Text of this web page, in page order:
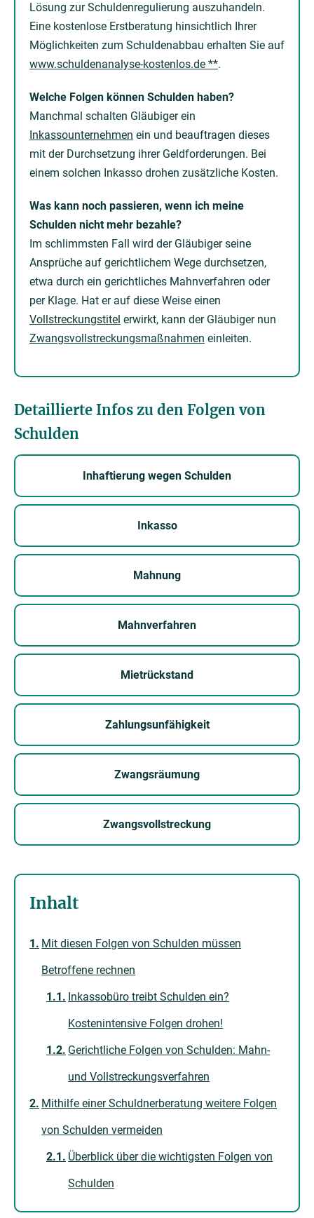
Lösung zur Schuldenregulierung auszuhandeln.
Eine kostenlose Erstberatung hinsichtlich Ihrer
Möglichkeiten zum Schuldenabbau erhalten Sie auf
www.schuldenanalyse-kostenlos.de **.
Welche Folgen können Schulden haben?
Manchmal schalten Gläubiger ein
Inkassounternehmen ein und beauftragen dieses
mit der Durchsetzung ihrer Geldforderungen. Bei
einem solchen Inkasso drohen zusätzliche Kosten.
Was kann noch passieren, wenn ich meine
Schulden nicht mehr bezahle?
Im schlimmsten Fall wird der Gläubiger seine
Ansprüche auf gerichtlichem Wege durchsetzen,
etwa durch ein gerichtliches Mahnverfahren oder
per Klage. Hat er auf diese Weise einen
Vollstreckungstitel erwirkt, kann der Gläubiger nun
Zwangsvollstreckungsmaßnahmen einleiten.
Detaillierte Infos zu den Folgen von
Schulden
Inhaftierung wegen Schulden
Inkasso
Mahnung
Mahnverfahren
Mietrückstand
Zahlungsunfähigkeit
Zwangsräumung
Zwangsvollstreckung
Inhalt
Mit diesen Folgen von Schulden müssen
Betroffene rechnen
Inkassobüro treibt Schulden ein?
Kostenintensive Folgen drohen!
Gerichtliche Folgen von Schulden: Mahn-
und Vollstreckungsverfahren
Mithilfe einer Schuldnerberatung weitere Folgen
von Schulden vermeiden
Überblick über die wichtigsten Folgen von
Schulden